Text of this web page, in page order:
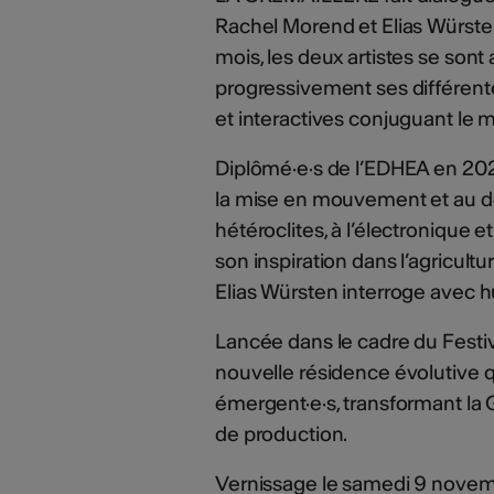
Rachel Morend et Elias
mois, les deux artistes se
progressivement ses
et interactives conjuguant le
Diplômé·e·s de l’EDHEA en
la mise en mouvement et au
hétéroclites, à l’électronique
son inspiration dans
Elias Würsten interroge avec
Lancée dans le cadre du
nouvelle résidence évolutive
émergent·e·s, transformant
de production.
Vernissage le samedi 9